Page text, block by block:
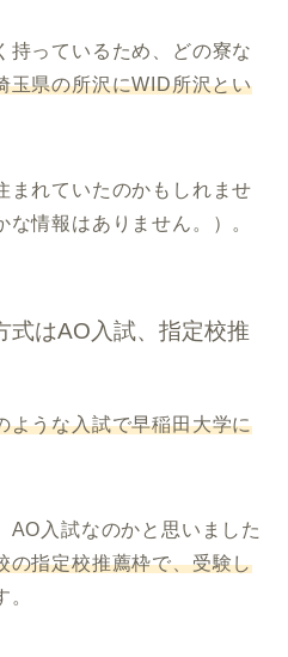
持っているため、どの寮な
玉県の所沢にWID所沢とい
まれていたのかもしれませ
情報はありません。）。
式はAO入試、指定校推
ような入試で早稲田大学に
AO入試なのかと思いました
の指定校推薦枠で、受験し